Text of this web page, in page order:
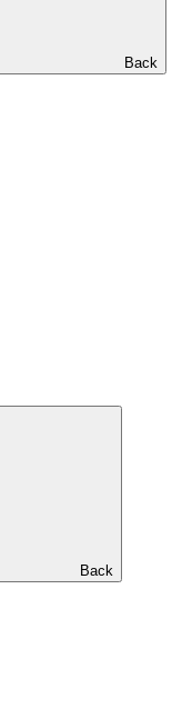
Back
Back